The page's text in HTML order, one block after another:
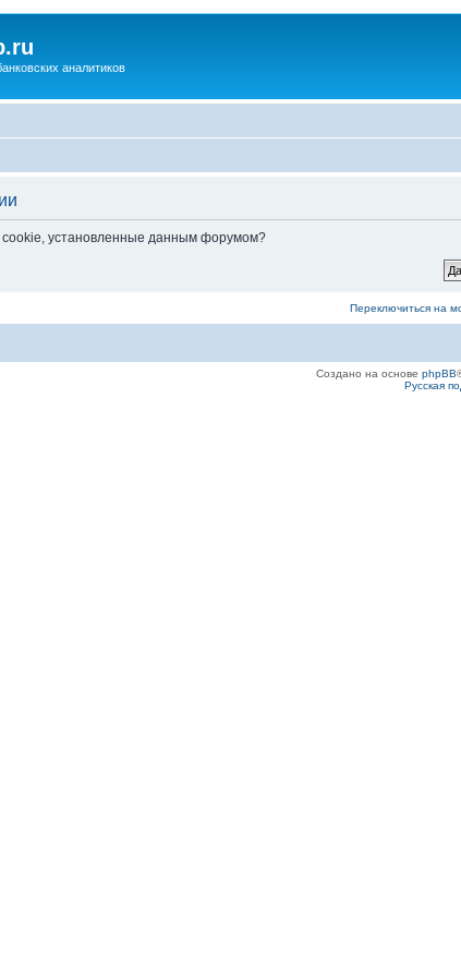
аналитиков
cookie, установленные данным форумом?
Переключиться на
Создано на основе phpBB
Русская